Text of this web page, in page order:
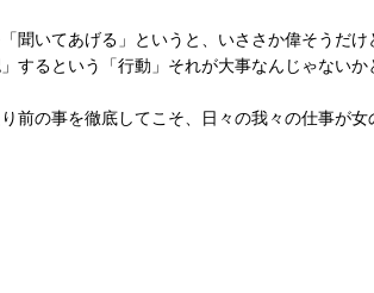
聞いてあげる」というと、いささか偉そうだけ
するという「行動」それが大事なんじゃないか
前の事を徹底してこそ、日々の我々の仕事が女